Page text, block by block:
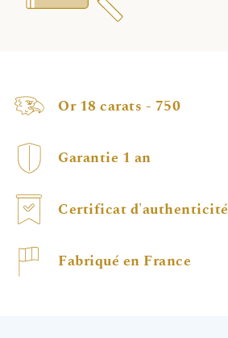
Or 18 carats - 750
Garantie 1 an
Certificat d'authenticité
Fabriqué en France